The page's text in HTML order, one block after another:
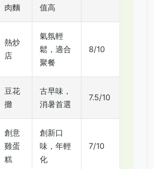
肉麵
值高
熱炒
店
氣氛輕
鬆，適合
聚餐
8/10
豆花
攤
古早味，
消暑首選
7.5/10
創意
雞蛋
糕
創新口
味，年輕
化
7/10